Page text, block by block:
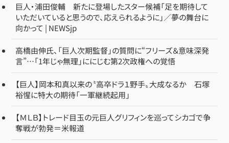
巨人・浦田俊輔 新たに登場したスター候補「足を期待して
いただいていると思うので、応えられるように」／夢の舞台に
向かって | NEWSjp
高橋由伸氏、「巨人次期監督」の質問に“フリーズ＆意味深発
言”…「1年じゃ無理」ににじむ第2次政権への覚悟
【巨人】岡本和真以来の〝高卒ドラ１野手〟大成なるか 石塚
裕惺に特大の期待「一軍継続起用」
【ＭＬＢ】トレード目玉の元巨人グリフィンを巡ってシカゴで争
奪戦が勃発＝米報道